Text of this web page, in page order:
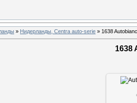
» Нидерланды, Centra auto-serie » 1638
1638